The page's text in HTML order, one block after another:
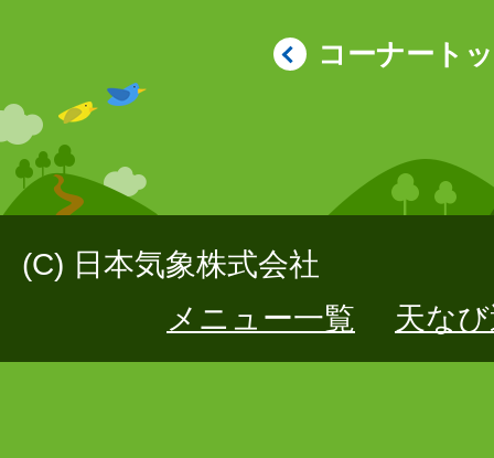
コーナート
(C) 日本気象株式会社
メニュー一覧
天な